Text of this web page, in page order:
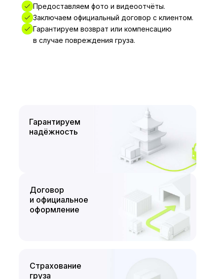
Предоставляем фото и видеоотчёты.
Заключаем официальный договор с клиентом.
Гарантируем возврат или компенсацию
в случае повреждения груза.
Гарантируем
надёжность
Договор
и официальное
оформление
Страхование
груза